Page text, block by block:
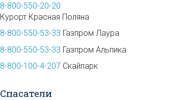
8-800-550-20-20
Курорт Красная Поляна
8-800-550-53-33 Газпром Лаура
8-800-550-53-33 Газпром Альпика
8-800-100-4-207 Скайпарк
Спасатели